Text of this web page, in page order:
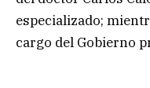
especializado;
cargo del Gobierno